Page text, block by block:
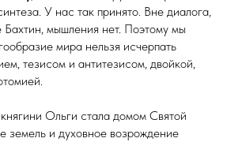
У нас так принято. Вне диалога,
Бахтин, мышления нет. Поэтому мы
мира нельзя исчерпать
тезисом и антитезисом, двойкой,
Ольги стала домом Святой
земель и духовное возрождение